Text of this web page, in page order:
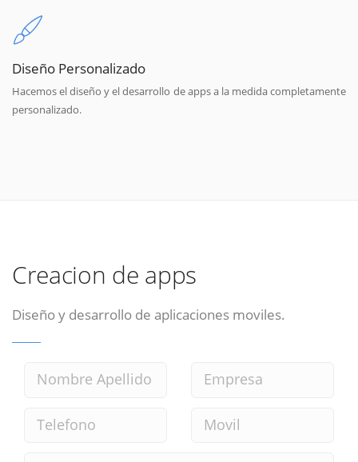
Diseño Personalizado
Hacemos el diseño y el desarrollo de apps a la medida completamente
personalizado.
Creacion de apps
Diseño y desarrollo de aplicaciones moviles.